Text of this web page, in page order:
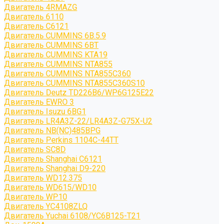
Двигатель 4RMAZG
Двигатель 6110
Двигатель C6121
Двигатель CUMMINS 6B.5.9
Двигатель CUMMINS 6BT
Двигатель CUMMINS KTA19
Двигатель CUMMINS NTA855
Двигатель CUMMINS NTA855C360
Двигатель CUMMINS NTA855C360S10
Двигатель Deutz TD226B6/WP6G125E22
Двигатель EWRO 3
Двигатель Isuzu 6BG1
Двигатель LR4A3Z-22/LR4A3Z-G75X-U2
Двигатель NB(NC)485BPG
Двигатель Perkins 1104C-44TT
Двигатель SC8D
Двигатель Shanghai C6121
Двигатель Shanghai D9-220
Двигатель WD12.375
Двигатель WD615/WD10
Двигатель WP10
Двигатель YC4108ZLQ
Двигатель Yuchai 6108/YC6B125-T21